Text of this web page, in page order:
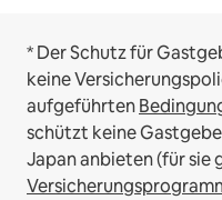
* Der Schutz für
keine
aufgeführten
schützt keine
Japan anbieten (für sie